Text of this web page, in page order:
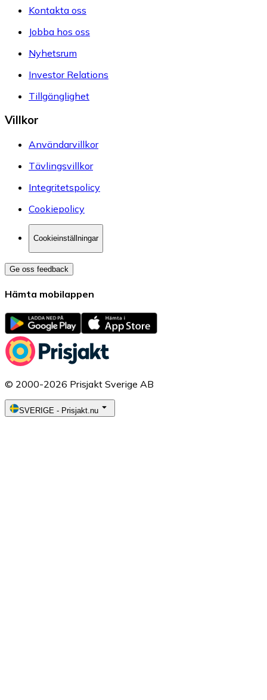
Kontakta oss
Jobba hos oss
Nyhetsrum
Investor Relations
Tillgänglighet
Villkor
Användarvillkor
Tävlingsvillkor
Integritetspolicy
Cookiepolicy
Cookieinställningar
Ge oss feedback
Hämta mobilappen
© 2000-2026 Prisjakt Sverige AB
SVERIGE - Prisjakt.nu